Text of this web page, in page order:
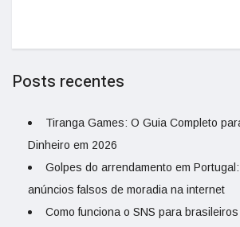
Posts recentes
Tiranga Games: O Guia Completo
Dinheiro em 2026
Golpes do arrendamento em
anúncios falsos de moradia na internet
Como funciona o SNS para